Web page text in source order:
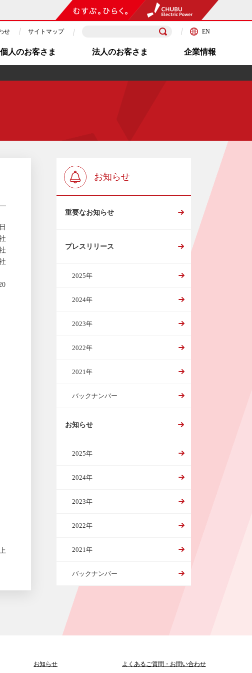
個人のお客さま 法人のお客さま 企業情報
せ サイトマップ EN
お知らせ
重要なお知らせ
プレスリリース
2025年
2024年
2023年
2022年
2021年
バックナンバー
お知らせ
2025年
2024年
2023年
2022年
2021年
バックナンバー
お知らせ よくあるご質問 ・ お問い合わせ